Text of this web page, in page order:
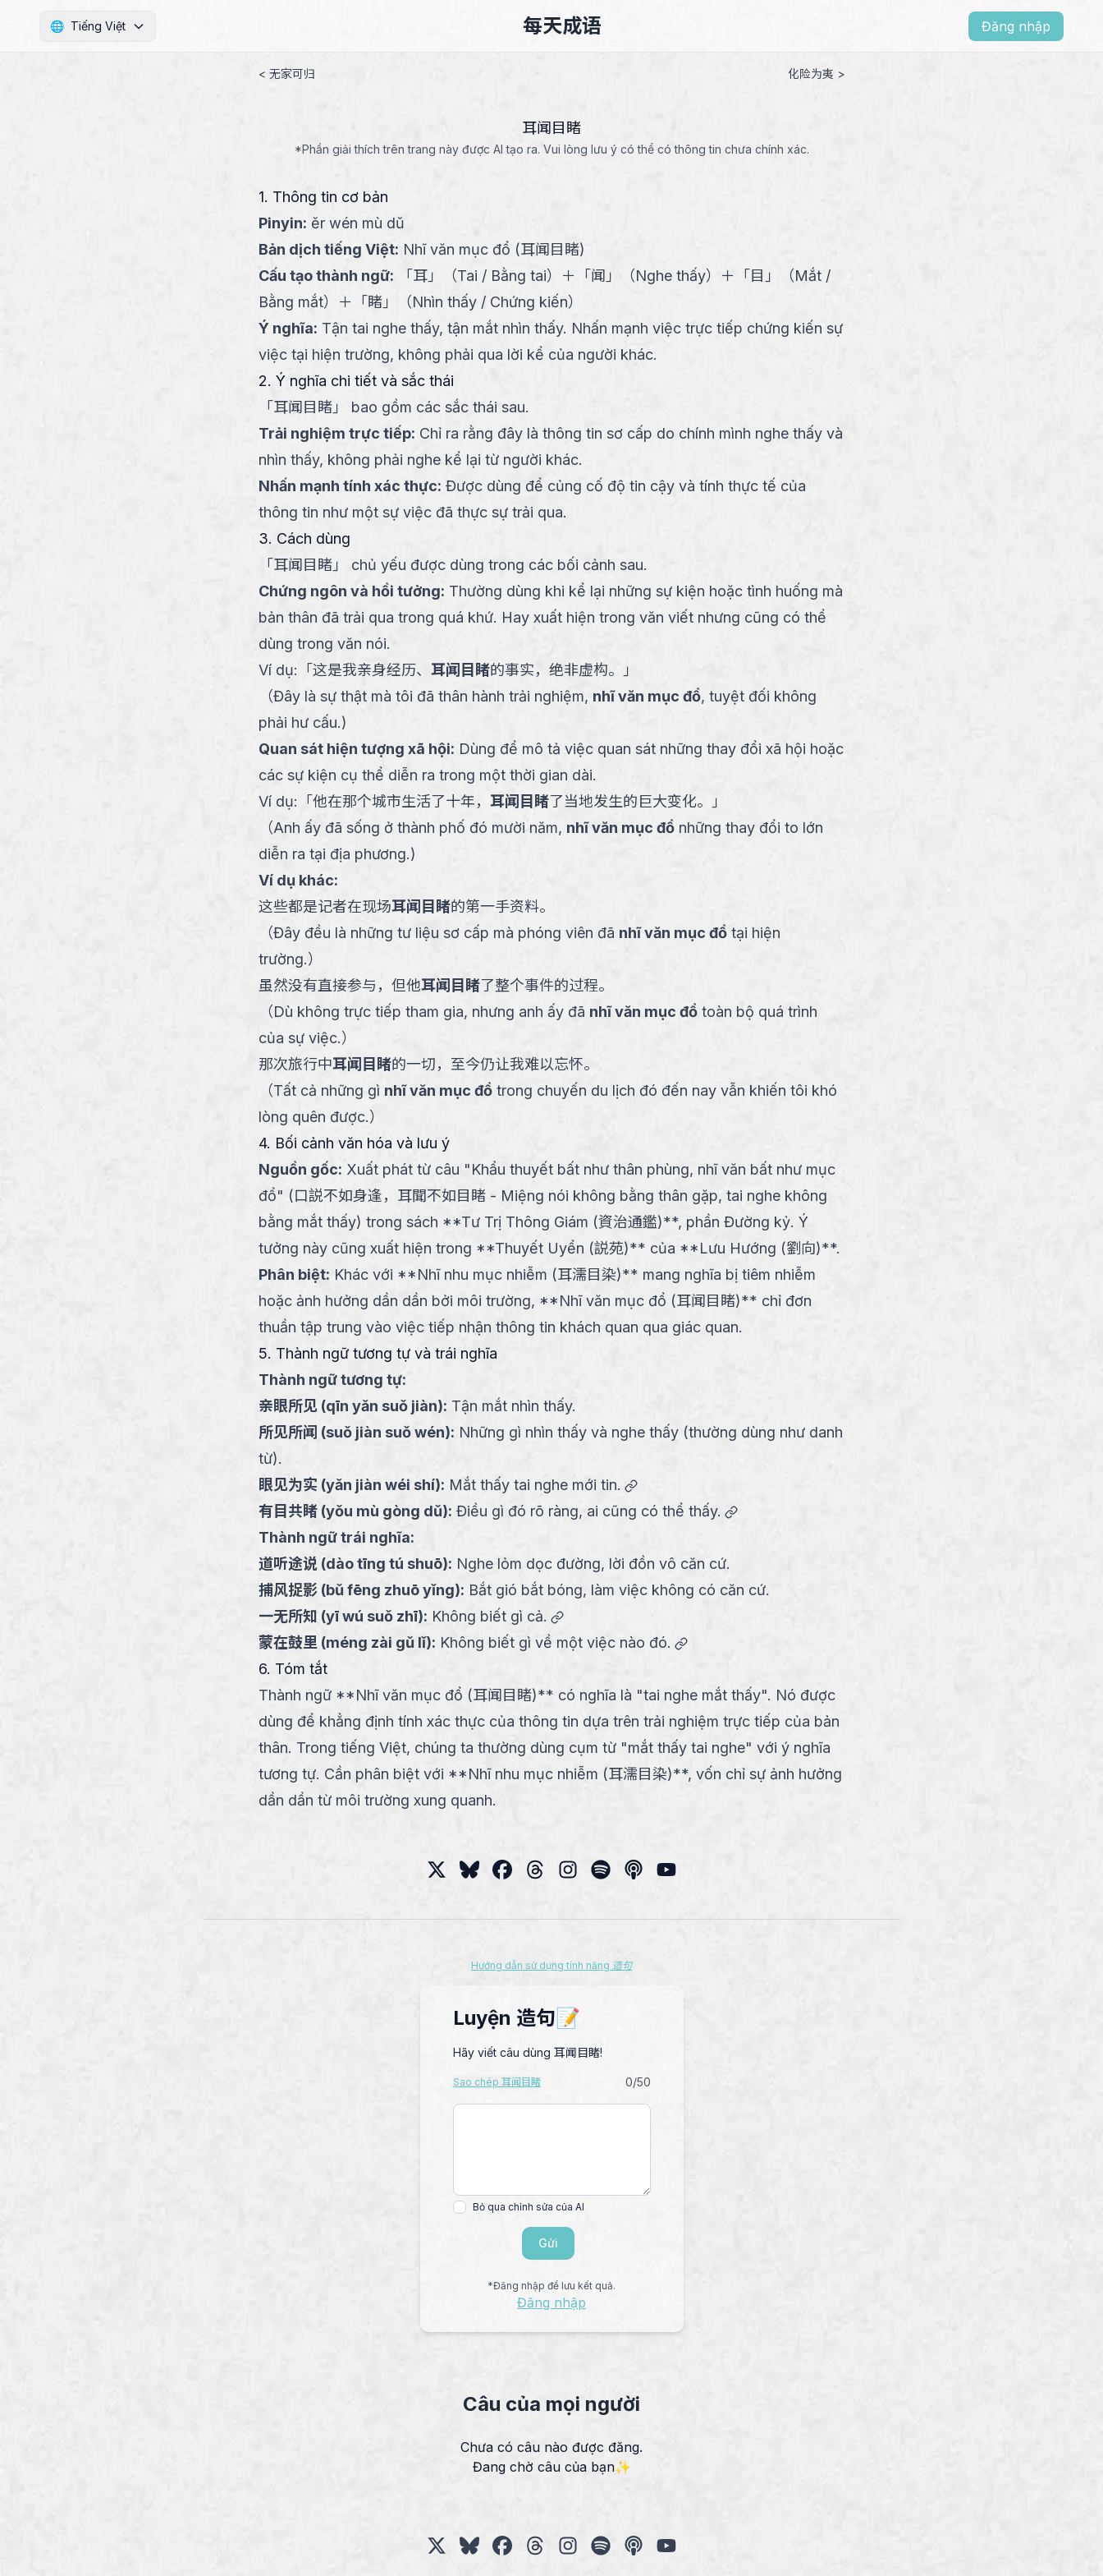
🌐 Tiếng Việt 每天成语 Đăng nhập
< 无家可归 化险为夷 >
耳闻目睹
*Phần giải thích trên trang này được AI tạo ra. Vui lòng lưu ý có thể có thông tin chưa chính xác.
1. Thông tin cơ bản
Pinyin: ěr wén mù dǔ
Bản dịch tiếng Việt: Nhĩ văn mục đổ (耳闻目睹)
Cấu tạo thành ngữ: 「耳」 （Tai / Bằng tai） ＋ 「闻 」 （Nghe thấy） ＋ 「 目 」 （Mắt /
Bằng mắt） ＋ 「睹」 （Nhìn thấy / Chứng kiến）
Ý nghĩa: Tận tai nghe thấy, tận mắt nhìn thấy. Nhấn mạnh việc trực tiếp chứng kiến sự
việc tại hiện trường, không phải qua lời kể của người khác.
2. Ý nghĩa chi tiết và sắc thái
「耳闻目睹」
bao gồm các sắc thái sau.
Trải nghiệm trực tiếp: Chỉ ra rằng đây là thông tin sơ cấp do chính mình nghe thấy và
nhìn thấy, không phải nghe kể lại từ người khác.
Nhấn mạnh tính xác thực: Được dùng để củng cố độ tin cậy và tính thực tế của
thông tin như một sự việc đã thực sự trải qua.
3. Cách dùng
「耳闻目睹」
chủ yếu được dùng trong các bối cảnh sau.
Chứng ngôn và hồi tưởng: Thường dùng khi kể lại những sự kiện hoặc tình huống mà
bản thân đã trải qua trong quá khứ. Hay xuất hiện trong văn viết nhưng cũng có thể
dùng trong văn nói.
Ví dụ: 「这是我亲身经历、 耳闻目睹的事实，绝非虚构。
」
（Đây là sự thật mà tôi đã thân hành trải nghiệm, nhĩ văn mục đổ, tuyệt đối không
phải hư cấu.)
Quan sát hiện tượng xã hội: Dùng để mô tả việc quan sát những thay đổi xã hội hoặc
các sự kiện cụ thể diễn ra trong một thời gian dài.
Ví dụ: 「他在那个城市生活了十年， 耳闻目睹了当地发生的巨大变化。
」
（Anh ấy đã sống ở thành phố đó mười năm, nhĩ văn mục đổnhững thay đổi to lớn
diễn ra tại địa phương.)
Ví dụ khác:
这些都是记者在现场耳闻目睹的第一手资料。
（Đây đều là những tư liệu sơ cấp mà phóng viên đã nhĩ văn mục đổtại hiện
trường.）
虽然没有直接参与，但他耳闻目睹了整个事件的过程。
（Dù không trực tiếp tham gia, nhưng anh ấy đã nhĩ văn mục đổtoàn bộ quá trình
của sự việc.）
那次旅行中耳闻目睹的一切，至今仍让我难以忘怀。
（Tất cả những gì nhĩ văn mục đổtrong chuyến du lịch đó đến nay vẫn khiến tôi khó
lòng quên được.）
4. Bối cảnh văn hóa và lưu ý
Nguồn gốc: Xuất phát từ câu "Khẩu thuyết bất như thân phùng, nhĩ văn bất như mục
đổ" (口説不如身逢，耳聞不如目睹 - Miệng nói không bằng thân gặp, tai nghe không
bằng mắt thấy) trong sách **Tư Trị Thông Giám (資治通鑑)**, phần Đường kỷ. Ý
tưởng này cũng xuất hiện trong **Thuyết Uyển (説苑)** của **Lưu Hướng (劉向)**.
Phân biệt: Khác với **Nhĩ nhu mục nhiễm (耳濡目染)** mang nghĩa bị tiêm nhiễm
hoặc ảnh hưởng dần dần bởi môi trường, **Nhĩ văn mục đổ (耳闻目睹)** chỉ đơn
thuần tập trung vào việc tiếp nhận thông tin khách quan qua giác quan.
5. Thành ngữ tương tự và trái nghĩa
Thành ngữ tương tự:
亲眼所见(qīn yǎn suǒ jiàn): Tận mắt nhìn thấy.
所见所闻 (suǒ jiàn suǒ wén): Những gì nhìn thấy và nghe thấy (thường dùng như danh
từ).
眼见为实 (yǎn jiàn wéi shí): Mắt thấy tai nghe mới tin.
link
有目共睹(yǒu mù gòng dǔ): Điều gì đó rõ ràng, ai cũng có thể thấy.
link
Thành ngữ trái nghĩa:
道听途说(dào tīng tú shuō): Nghe lỏm dọc đường, lời đồn vô căn cứ.
捕风捉影(bǔ fēng zhuō yǐng): Bắt gió bắt bóng, làm việc không có căn cứ.
一无所知 (yī wú suǒ zhī): Không biết gì cả.
link
蒙在鼓里 (méng zài gǔ lǐ): Không biết gì về một việc nào đó.
link
6. Tóm tắt
Thành ngữ **Nhĩ văn mục đổ (耳闻目睹)** có nghĩa là "tai nghe mắt thấy". Nó được
dùng để khẳng định tính xác thực của thông tin dựa trên trải nghiệm trực tiếp của bản
thân. Trong tiếng Việt, chúng ta thường dùng cụm từ "mắt thấy tai nghe" với ý nghĩa
tương tự. Cần phân biệt với **Nhĩ nhu mục nhiễm (耳濡目染)**, vốn chỉ sự ảnh hưởng
dần dần từ môi trường xung quanh.
Hướng dẫn sử dụng tính năng 造句
Luyện 造句📝
Hãy viết câu dùng 耳闻目睹!
Sao chép 耳闻目睹 0/50
Bỏ qua chỉnh sửa của AI
Gửi
*Đăng nhập để lưu kết quả.
Đăng nhập
Câu của mọi người
Chưa có câu nào được đăng.
Đang chờ câu của bạn✨